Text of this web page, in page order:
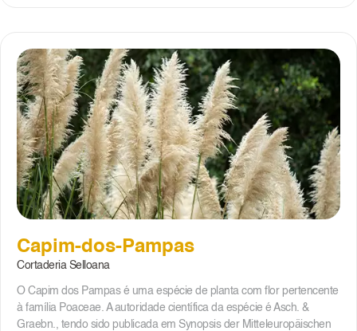
Capim-dos-Pampas
Cortaderia Selloana
O Capim dos Pampas é uma espécie de planta com flor pertencente
à família Poaceae. A autoridade científica da espécie é Asch. &
Graebn., tendo sido publicada em Synopsis der Mitteleuropäischen